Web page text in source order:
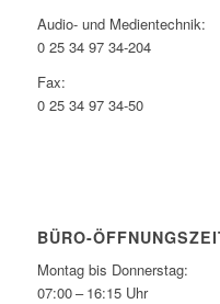
Audio- und Medientechnik:
0 25 34 97 34-204
Fax:
0 25 34 97 34-50
BÜRO-
Montag bis Donnerstag:
07:00 – 16:15 Uhr